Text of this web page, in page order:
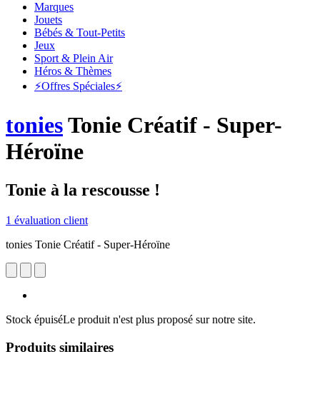
Marques
Jouets
Bébés & Tout-Petits
Jeux
Sport & Plein Air
Héros & Thèmes
⚡️Offres Spéciales⚡️
toniesTonie Créatif - Super-
Héroïne
Tonie à la rescousse !
1 évaluation client
tonies Tonie Créatif - Super-Héroïne
Stock épuiséLe produit n'est plus proposé sur notre site.
Produits similaires